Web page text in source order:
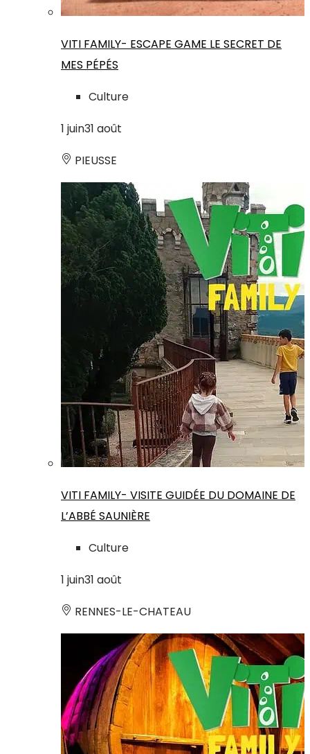
VITI FAMILY- ESCAPE GAME LE SECRET DE
MES PÉPÉS
Culture
1 juin31 août
PIEUSSE
VITI FAMILY- VISITE GUIDÉE DU DOMAINE DE
L’ABBÉ SAUNIÈRE
Culture
1 juin31 août
RENNES-LE-CHATEAU